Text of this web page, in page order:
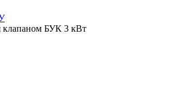
клапаном БУК 3 кВт